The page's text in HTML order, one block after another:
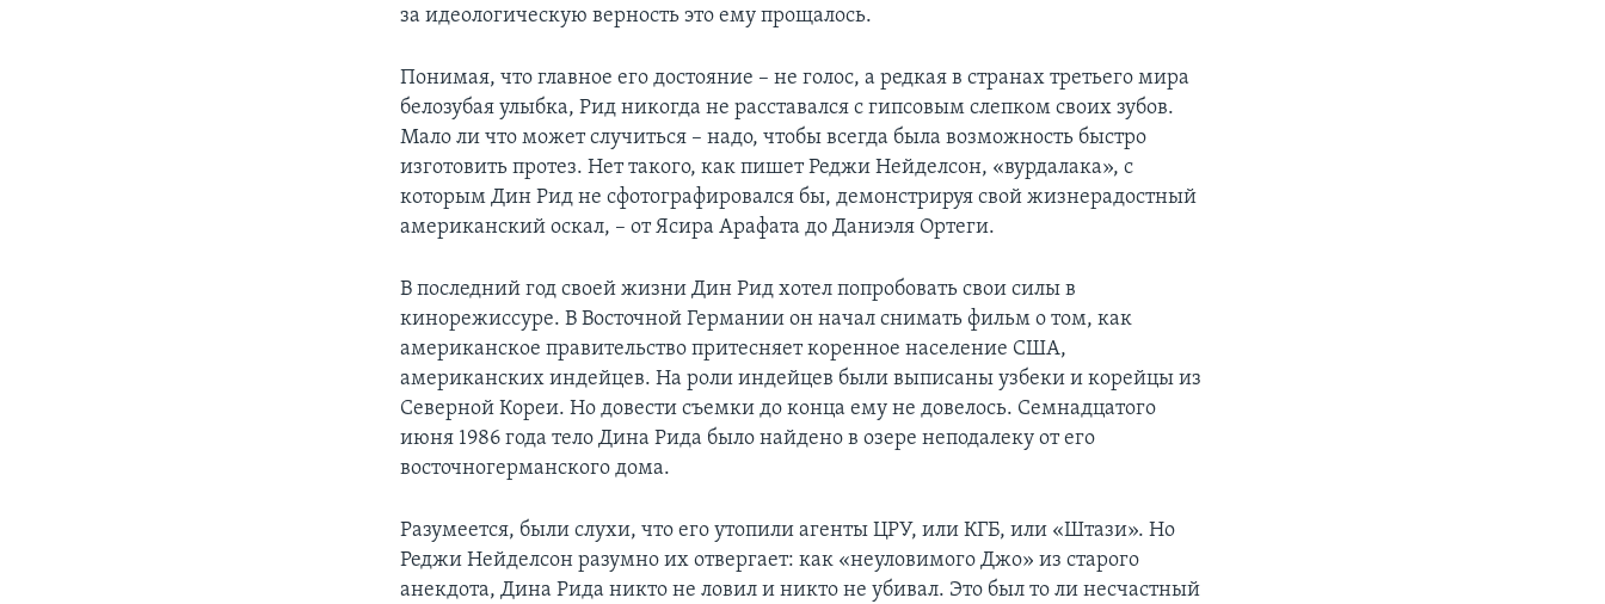
за идеологическую верность это ему прощалось.
Понимая, что главное его достояние – не голос, а редкая в странах третьего мира
белозубая улыбка, Рид никогда не расставался с гипсовым слепком своих зубов.
Мало ли что может случиться – надо, чтобы всегда была возможность быстро
изготовить протез. Нет такого, как пишет Реджи Нейделсон, «вурдалака», с
которым Дин Рид не сфотографировался бы, демонстрируя свой жизнерадостный
американский оскал, – от Ясира Арафата до Даниэля Ортеги.
В последний год своей жизни Дин Рид хотел попробовать свои силы в
кинорежиссуре. В Восточной Германии он начал снимать фильм о том, как
американское правительство притесняет коренное население США,
американских индейцев. На роли индейцев были выписаны узбеки и корейцы из
Северной Кореи. Но довести съемки до конца ему не довелось. Семнадцатого
июня 1986 года тело Дина Рида было найдено в озере неподалеку от его
восточногерманского дома.
Разумеется, были слухи, что его утопили агенты ЦРУ, или КГБ, или «Штази». Но
Реджи Нейделсон разумно их отвергает: как «неуловимого Джо» из старого
анекдота, Дина Рида никто не ловил и никто не убивал. Этo был то ли несчастный